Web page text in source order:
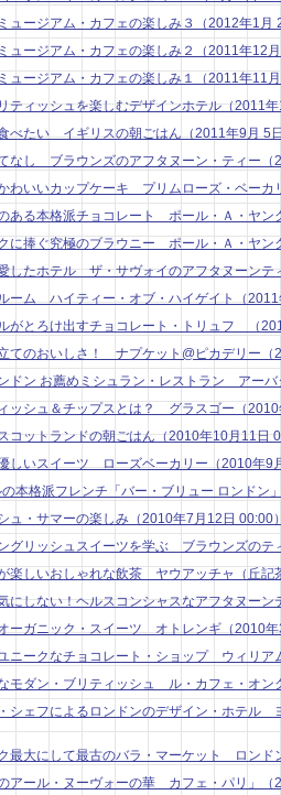
ージアム・カフェの楽しみ３（2012年1月
ージアム・カフェの楽しみ２（2011年12
ージアム・カフェの楽しみ１（2011年11
ィッシュを楽しむデザインホテル（2011
べたい イギリスの朝ごはん（2011年9月 5
なし ブラウンズのアフタヌーン・ティー（
わいいカップケーキ プリムローズ・ベーカ
ある本格派チョコレート ポール・Ａ・ヤン
に捧ぐ究極のブラウニー ポール・Ａ・ヤン
したホテル ザ・サヴォイのアフタヌーンテ
ーム ハイティー・オブ・ハイゲイト（2011
がとろけ出すチョコレート・トリュフ （
てのおいしさ！ ナプケット@ピカデリー（
ドン お薦めミシュラン・レストラン アー
ッシュ＆チップスとは？ グラスゴー（2010
ットランドの朝ごはん（2010年10月11日
しいスイーツ ローズベーカリー（2010年9
本格派フレンチ「バー・ブリュー ロンドン
・サマーの楽しみ（2010年7月12日 00:00
リッシュスイーツを学ぶ ブラウンズのテ
楽しいおしゃれな飲茶 ヤウアッチャ（丘記
しない！ヘルスコンシャスなアフタヌーン
ーガニック・スイーツ オトレンギ（2010年
ークなチョコレート・ショップ ウィリア
モダン・ブリティッシュ ル・カフェ・オン
ェフによるロンドンのデザイン・ホテル
最大にして最古のバラ・マーケット ロン
アール・ヌーヴォーの華 カフェ・パリ」（